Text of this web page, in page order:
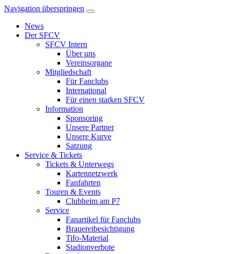
Navigation überspringen
News
Der SFCV
SFCV Intern
Über uns
Vereinsorgane
Mitgliedschaft
Für Fanclubs
International
Für einen starken SFCV
Information
Sponsoring
Unsere Partner
Unsere Kurve
Satzung
Service & Tickets
Tickets & Unterwegs
Kartennetzwerk
Fanfahrten
Touren & Events
Clubheim am P7
Service
Fanartikel für Fanclubs
Brauereibesichtigung
Tifo-Material
Stadionverbote